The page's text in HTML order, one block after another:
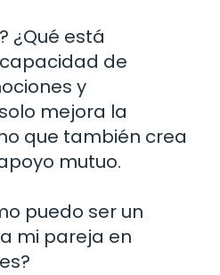
¿Qué está
de
y
mejora la
que también crea
mutuo.
puedo ser un
mi pareja en